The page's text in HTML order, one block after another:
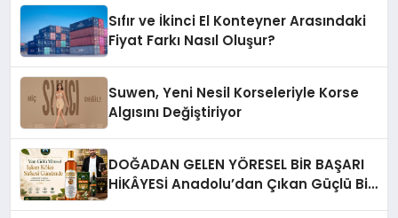
Sıfır ve İkinci El Konteyner Arasındaki
Fiyat Farkı Nasıl Oluşur?
Suwen, Yeni Nesil Korseleriyle Korse
Algısını Değiştiriyor
DOĞADAN GELEN YÖRESEL BİR BAŞARI
HİKÂYESİ Anadolu’dan Çıkan Güçlü Bir